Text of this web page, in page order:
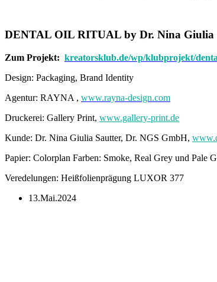
DENTAL OIL RITUAL by Dr. Nina Giulia
Zum Projekt: kreatorsklub.de/wp/klubprojekt/
Design: Packaging, Brand Identity
Agentur: RAYNA , www.rayna-design.com
Druckerei: Gallery Print, www.gallery-print.de
Kunde: Dr. Nina Giulia Sautter, Dr. NGS GmbH,
Papier: Colorplan Farben: Smoke, Real Grey und Pale
Veredelungen: Heißfolienprägung LUXOR 377
13.Mai.2024